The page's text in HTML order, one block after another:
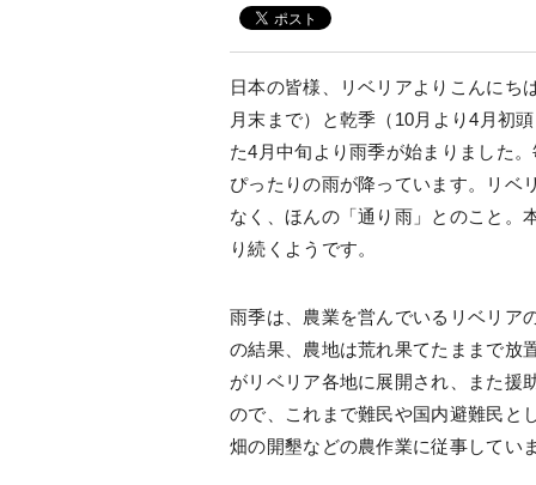
日本の皆様、リベリアよりこんにち
月末まで）と乾季（10月より4月初
た4月中旬より雨季が始まりました
ぴったりの雨が降っています。リベ
なく、ほんの「通り雨」とのこと。
り続くようです。
雨季は、農業を営んでいるリベリア
の結果、農地は荒れ果てたままで放
がリベリア各地に展開され、また援
ので、これまで難民や国内避難民と
畑の開墾などの農作業に従事してい